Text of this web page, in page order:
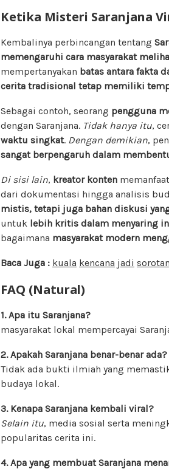
Ketika Misteri Saranjana
Kembalinya perbincangan tentang
memengaruhi cara masyarakat
mempertanyakan batas antara fakta
cerita tradisional tetap memiliki
Sebagai contoh, seorang pengguna
dengan Saranjana. Tidak hanya itu,
waktu singkat. Dengan demikian,
sangat berpengaruh dalam
Di sisi lain, kreator konten
dari dokumentasi hingga analisis
mistis, tetapi juga bahan diskusi
untuk lebih kritis dalam menyaring
bagaimana masyarakat modern
Baca Juga : kuala kencana jadi sorotan
FAQ (Natural)
1. Apa itu Saranjana?
masyarakat lokal mempercayai
2. Apakah Saranjana benar-benar ada?
Tidak ada bukti ilmiah yang
budaya lokal.
3. Kenapa Saranjana kembali viral?
Selain itu, media sosial serta
popularitas cerita ini.
4. Apa yang membuat Saranjana